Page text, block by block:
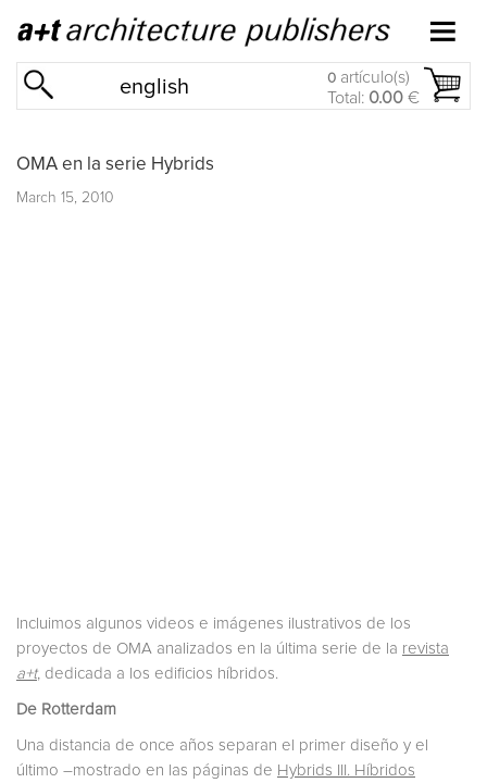
english 0 artículo(s)
Total: 0.00 €
OMA en la serie Hybrids
March 15, 2010
Incluimos algunos videos e imágenes ilustrativos de los
proyectos de OMA analizados en la última serie de la revista
a+t, dedicada a los edificios híbridos.
De Rotterdam
Una distancia de once años separan el primer diseño y el
último –mostrado en las páginas de Hybrids III. Híbridos